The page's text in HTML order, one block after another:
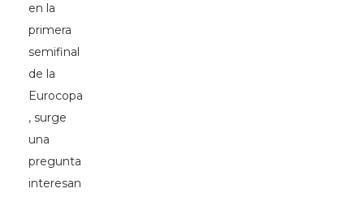
en la
primera
semifinal
de la
Eurocopa
, surge
una
pregunta
interesan